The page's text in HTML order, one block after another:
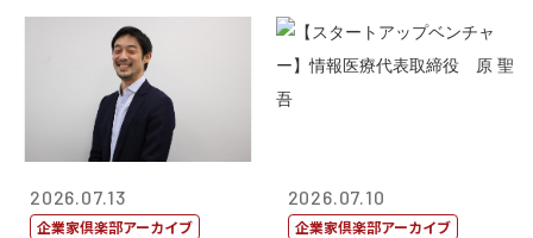
2026.07.13
企業家倶楽部アーカイブ
2026.07.10
企業家倶楽部アーカイブ